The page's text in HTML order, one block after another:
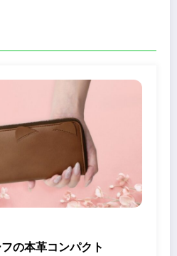
の本革コンパクト